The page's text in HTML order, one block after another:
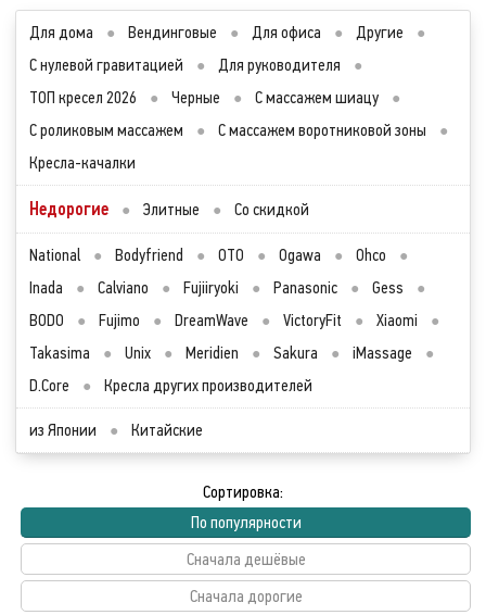
Для дома ● Вендинговые ● Для офиса ● Другие
●
С нулевой гравитацией
● Для руководителя
●
ТОП кресел 2026
● Черные ● С массажем шиацу
●
С роликовым массажем
● С массажем воротниковой зоны
●
Кресла-качалки
Недорогие ● Элитные ● Со скидкой
National ● Bodyfriend ● OTO ● Ogawa ● Ohco
●
Inada
● Calviano ● Fujiiryoki ● Panasonic ● Gess
●
BODO
● Fujimo ● DreamWave ● VictoryFit ● Xiaomi
●
Takasima
● Unix ● Meridien ● Sakura ● iMassage
●
D.Core
● Кресла других производителей
из Японии ● Китайские
Сортировка:
По популярности
Сначала дешёвые
Сначала дорогие